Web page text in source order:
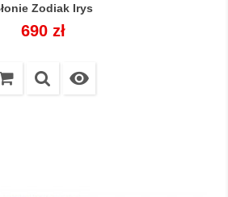
Zodiak Irys
Cena
690 zł
